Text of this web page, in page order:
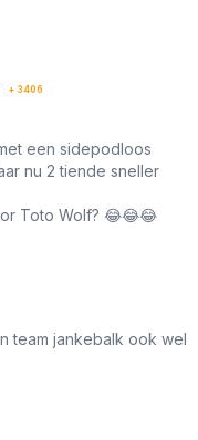
+ 3406
een sidepodloos
nu 2 tiende sneller
Toto Wolf? 😂😂😂
team jankebalk ook wel